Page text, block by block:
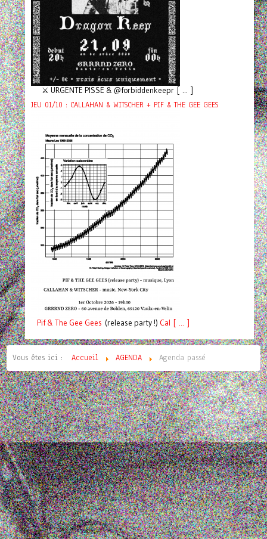
⚔️ URGENTE PISSE & @forbiddenkeepr [ ... ]
JEU 01/10 : CALLAHAN & WITSCHER + PIF & THE GEE GEES
Pif& The Gee Gees (release party !) Cal [ ... ]
Vous êtes ici : Accueil AGENDA Agenda passé